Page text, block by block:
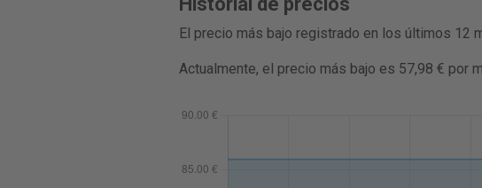
El precio más bajo registrado en los últimos 12
Actualmente, el precio más bajo es 57,98 € por